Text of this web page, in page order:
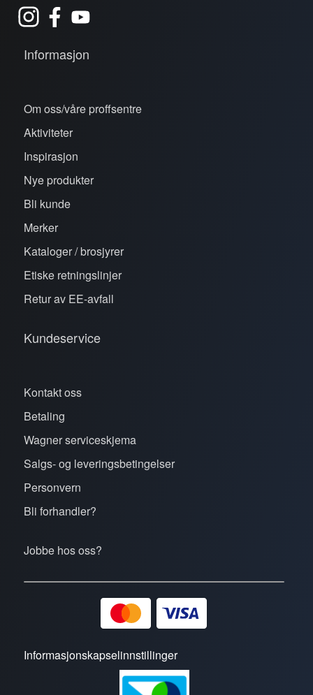
Informasjon
Om oss/våre proffsentre
Aktiviteter
Inspirasjon
Nye produkter
Bli kunde
Merker
Kataloger / brosjyrer
Etiske retningslinjer
Retur av EE-avfall
Kundeservice
Kontakt oss
Betaling
Wagner serviceskjema
Salgs- og leveringsbetingelser
Personvern
Bli forhandler?
Jobbe hos oss?
Informasjonskapselinnstillinger